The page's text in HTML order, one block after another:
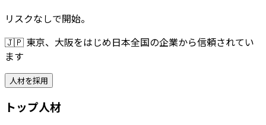
リスクなしで開始。
🇯🇵 東京、大阪をはじめ日本全国の企業から信頼されてい
ます
人材を採用
トップ人材